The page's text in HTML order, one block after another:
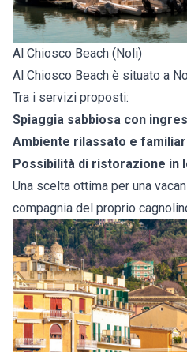
Al Chiosco Beach (Noli)
Al Chiosco Beach è situato a
Tra i servizi proposti:
Spiaggia sabbiosa con
Ambiente rilassato e
Possibilità di ristorazione in
Una scelta ottima per una
compagnia del proprio